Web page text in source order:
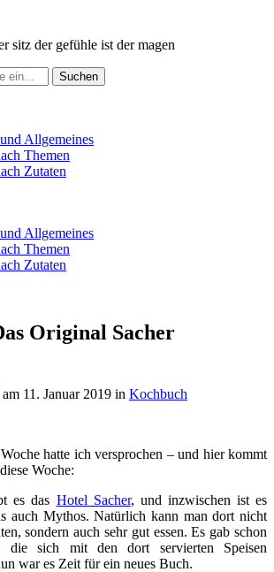
sitz der gefühle ist der magen
Allgemeines
Themen
Zutaten
Allgemeines
Themen
Zutaten
Original Sacher
am 11. Januar 2019 in Kochbuch
hatte ich versprochen – und hier kommt
Woche:
es das Hotel Sacher, und inzwischen ist es
auch Mythos. Natürlich kann man dort nicht
sondern auch sehr gut essen. Es gab schon
die sich mit den dort servierten Speisen
war es Zeit für ein neues Buch.